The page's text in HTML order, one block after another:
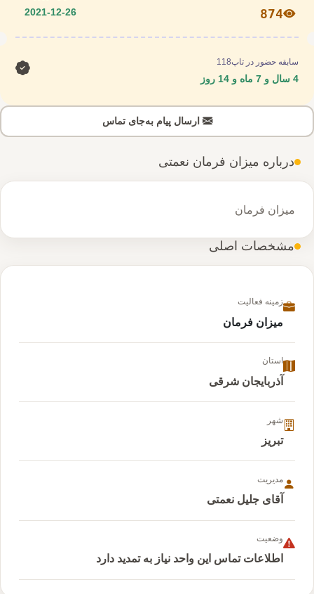
درباره میزان فرمان نعمتی
میزان فرمان
مشخصات اصلی
زمینه فعالیت
میزان فرمان
استان
آذربایجان شرقی
شهر
تبریز
مدیریت
آقای جلیل نعمتی
وضعیت
اطلاعات تماس این واحد نیاز به تمدید دارد
874
2021-12-26
سابقه حضور در تاپ118
ارسال پیام به‌جای تماس